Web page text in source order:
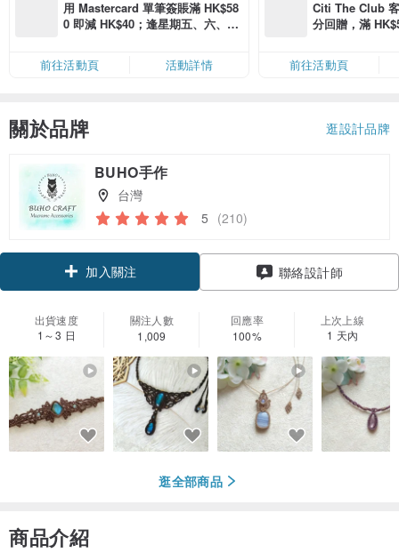
用 Mastercard 單筆簽賬滿 HK$58
0 即減 HK$40；逢星期五、六、日
限，額滿即止，僅限「常用信用
卡」結帳）
前往活動頁 活動詳情
Citi The Club
分回贈，滿
前往活動頁
關於品牌 逛設計品牌
BUHO手作
台灣
5 (210)
加入關注 聯絡設計師
出貨速度
1～3 日
關注人數
1,009
回應率
100%
上次上線
1 天內
逛全部商品
商品介紹